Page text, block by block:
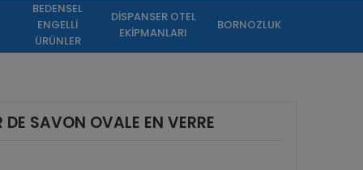
BEDENSEL
ENGELLİ
ÜRÜNLER
DİSPANSER OTEL
EKİPMANLARI
BORNOZLUK
SAVON OVALE EN VERRE